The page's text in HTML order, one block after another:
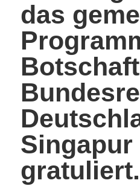
das
Singapur
gratuliert.